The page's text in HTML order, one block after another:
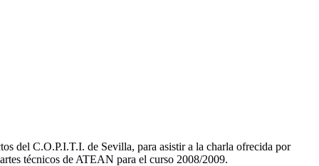
del C.O.P.I.T.I. de Sevilla, para asistir a la charla ofrecida por
técnicos de ATEAN para el curso 2008/2009.